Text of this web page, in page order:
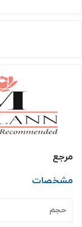
مرجع
مشخصات
حجم